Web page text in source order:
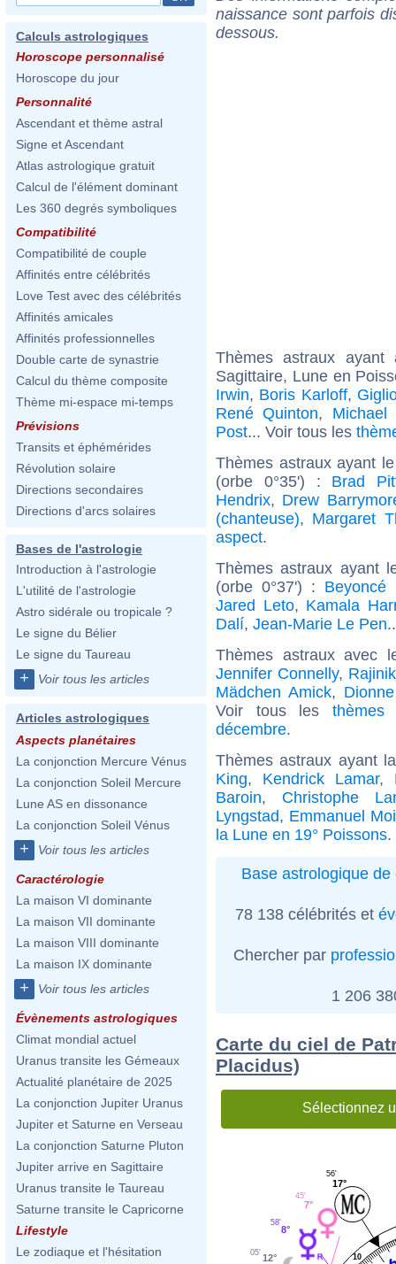
Calculs astrologiques
Horoscope personnalisé
Horoscope du jour
Personnalité
Ascendant et thème astral
Signe et Ascendant
Atlas astrologique gratuit
Calcul de l'élément dominant
Les 360 degrés symboliques
Compatibilité
Compatibilité de couple
Affinités entre célébrités
Love Test avec des célébrités
Affinités amicales
Affinités professionnelles
Double carte de synastrie
Calcul du thème composite
Thème mi-espace mi-temps
Prévisions
Transits et éphémérides
Révolution solaire
Directions secondaires
Directions d'arcs solaires
Bases de l'astrologie
Introduction à l'astrologie
L'utilité de l'astrologie
Astro sidérale ou tropicale ?
Le signe du Bélier
Le signe du Taureau
+ Voir tous les articles
Articles astrologiques
Aspects planétaires
La conjonction Mercure Vénus
La conjonction Soleil Mercure
Lune AS en dissonance
La conjonction Soleil Vénus
+ Voir tous les articles
Caractérologie
La maison VI dominante
La maison VII dominante
La maison VIII dominante
La maison IX dominante
+ Voir tous les articles
Évènements astrologiques
Climat mondial actuel
Uranus transite les Gémeaux
Actualité planétaire de 2025
La conjonction Jupiter Uranus
Jupiter et Saturne en Verseau
La conjonction Saturne Pluton
Jupiter arrive en Sagittaire
Uranus transite le Taureau
Saturne transite le Capricorne
Lifestyle
Le zodiaque et l'hésitation
naissance sont parfois
dessous.
Thèmes astraux
Sagittaire, Lune en
Irwin, Boris Karloff,
René Quinton, Michael
Post... Voir tous les
Thèmes astraux ayant
(orbe 0°35') : Brad
Hendrix, Drew
(chanteuse), Margaret
aspect.
Thèmes astraux ayant
(orbe 0°37') : Beyoncé
Jared Leto, Kamala
Dalí, Jean-Marie Le Pen
Thèmes astraux avec
Jennifer Connelly,
Mädchen Amick,
Voir tous les
décembre.
Thèmes astraux ayant
King, Kendrick Lamar,
Baroin, Christophe
Lyngstad, Emmanuel
la Lune en 19° Poissons.
Base astrologique de
78 138 célébrités et
Chercher par
1 206
Carte du ciel de
Placidus)
Sélectionnez
10
17°
56'
7°
45'
8°
58'
12°
05'